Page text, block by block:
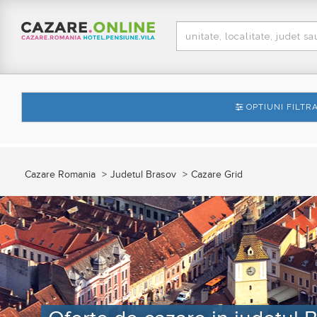
OPTIUNI
Cazare Romania Judetul Brasov Cazare Grid